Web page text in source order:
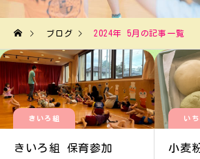
ブログ 2024年 5月の記事一覧
きいろ組
きいろ組 保育参加
いち
小麦